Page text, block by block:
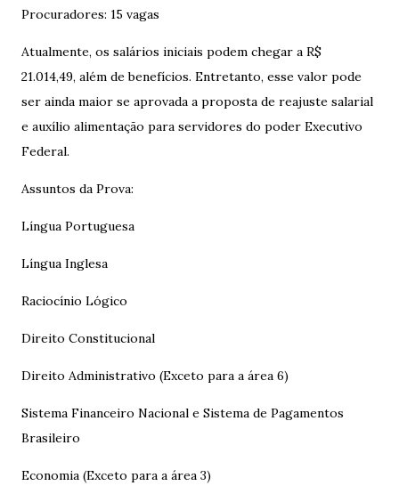
Procuradores: 15 vagas
Atualmente, os salários iniciais podem chegar a R$
21.014,49, além de benefícios. Entretanto, esse valor pode
ser ainda maior se aprovada a proposta de reajuste salarial
e auxílio alimentação para servidores do poder Executivo
Federal.
Assuntos da Prova:
Língua Portuguesa
Língua Inglesa
Raciocínio Lógico
Direito Constitucional
Direito Administrativo (Exceto para a área 6)
Sistema Financeiro Nacional e Sistema de Pagamentos
Brasileiro
Economia (Exceto para a área 3)